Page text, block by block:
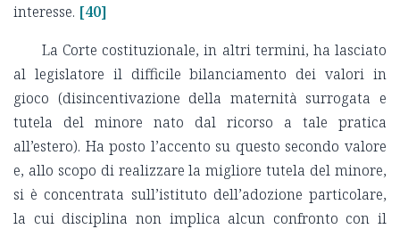
interesse. [40]
La Corte costituzionale, in altri termini, ha lasciato
al legislatore il difficile bilanciamento dei valori in
gioco (disincentivazione della maternità surrogata e
tutela del minore nato dal ricorso a tale pratica
all’estero). Ha posto l’accento su questo secondo valore
e, allo scopo di realizzare la migliore tutela del minore,
si è concentrata sull’istituto dell’adozione particolare,
la cui disciplina non implica alcun confronto con il